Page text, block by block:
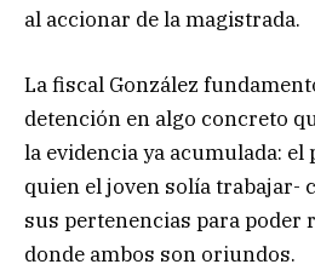
al accionar de la magistrada.
La fiscal González
detención en algo concreto
la evidencia ya acumulada: el
quien el joven solía trabajar-
sus pertenencias para poder
donde ambos son oriundos.